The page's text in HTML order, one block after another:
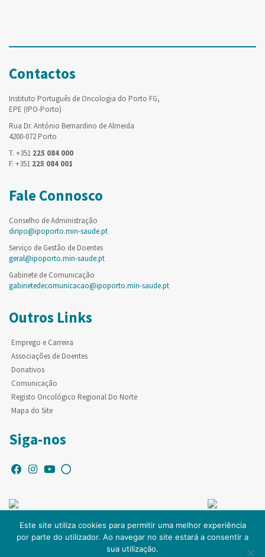
Contactos
Instituto Português de Oncologia do Porto FG,
EPE (IPO-Porto)
Rua Dr. António Bernardino de Almeida
4200-072 Porto
T. +351 225 084 000
F. +351 225 084 001
Fale Connosco
Conselho de Administração
diripo@ipoporto.min-saude.pt
Serviço de Gestão de Doentes
geral@ipoporto.min-saude.pt
Gabinete de Comunicação
gabinetedecomunicacao@ipoporto.min-saude.pt
Outros Links
Emprego e Carreira
Associações de Doentes
Donativos
Comunicação
Registo Oncológico Regional Do Norte
Mapa do Site
Siga-nos
© Copyright IPO-PORTO. Todos os direitos reservados.
Este site utiliza cookies para permitir uma melhor experiência
por parte do utilizador. Ao navegar no site estará a consentir a
sua utilização.